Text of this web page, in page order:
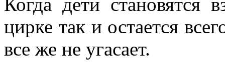
Когда дети становятся
цирке так и остается
все же не угасает.